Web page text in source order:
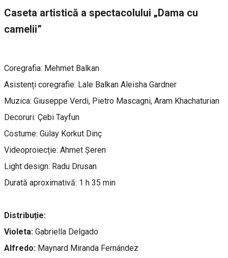
Caseta artistică a spectacolului „Dama cu
camelii”
Coregrafia: Mehmet Balkan
Asistenți coregrafie: Lale Balkan Aleisha Gardner
Muzica: Giuseppe Verdi, Pietro Mascagni, Aram Khachaturian
Decoruri: Çebi Tayfun
Costume: Gülay Korkut Dinç
Videoproiecție: Ahmet Șeren
Light design: Radu Drusan
Durată aproximativă: 1 h 35 min
Distribuție:
Violeta: Gabriella Delgado
Alfredo: Maynard Miranda Fernández